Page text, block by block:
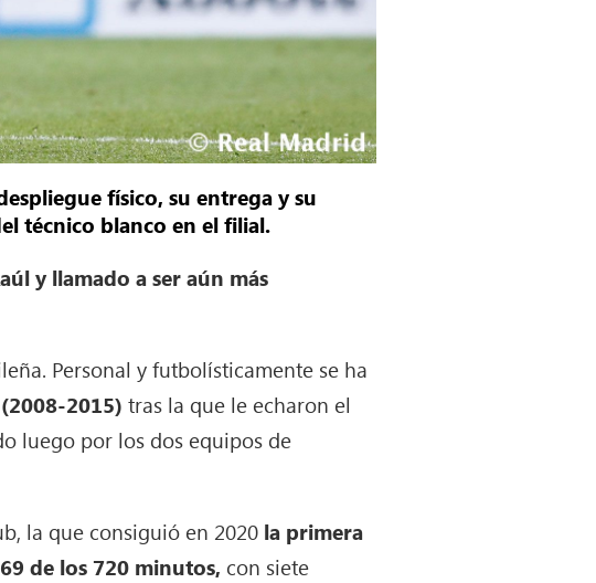
físico, su entrega y su
técnico blanco en el filial.
y llamado a ser aún más
Personal y futbolísticamente se ha
2015) tras la que le echaron el
luego por los dos equipos de
la que consiguió en 2020 la primera
de los 720 minutos, con siete